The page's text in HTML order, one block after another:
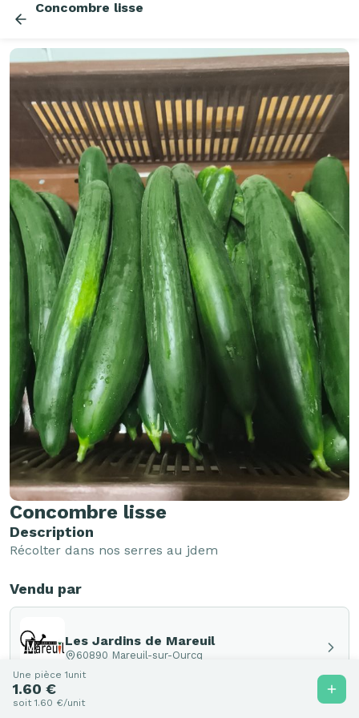
Concombre lisse
Concombre lisse
Description
Récolter dans nos serres au jdem
Vendu par
Les Jardins de Mareuil
60890 Mareuil-sur-Ourcq
Une pièce 1unit
1.60 €
soit 1.60 €/unit